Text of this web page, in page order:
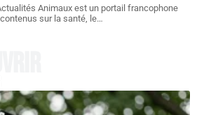
Animaux est un portail francophone
sur la santé, le…